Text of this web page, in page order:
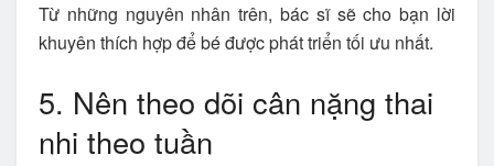
Từ những nguyên nhân trên, bác sĩ sẽ cho bạn lời
khuyên thích hợp để bé được phát triển tối ưu nhất.
5. Nên theo dõi cân nặng thai
nhi theo tuần